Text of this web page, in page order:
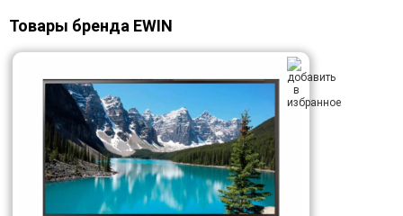
Товары бренда EWIN